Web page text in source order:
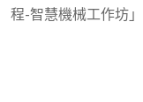
程-智慧機械工作坊」